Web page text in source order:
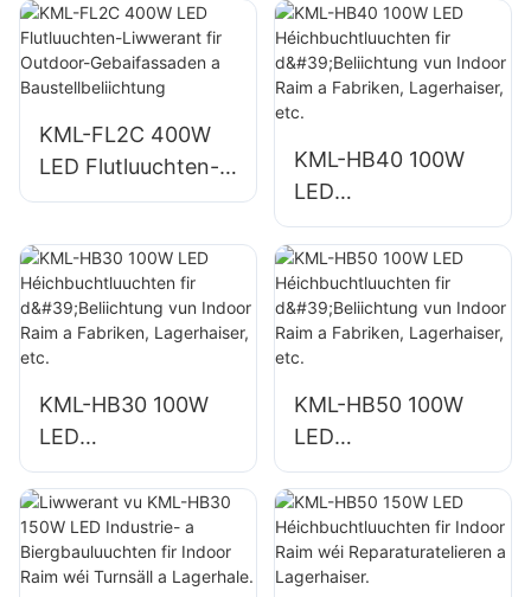
Fräien KML-FL2C
200W LED
Flutluuchten
Fräien KML-FL2C
240W LED
Flutluuchten
Liwwerant
KML-FL2C 400W
LED Flutluuchten-
Liwwerant fir
Gebaifassaden a
Baustellbeliichtung
KML-HB40 100W
LED
Héichbuchtluuchte
n fir d'Beliichtung
vun Indoor Raim a
Fabriken,
Lagerhaiser, etc.
KML-HB30 100W
LED
Héichbuchtluuchte
n fir d'Beliichtung
vun Indoor Raim a
Fabriken,
KML-HB50 100W
LED
Héichbuchtluuchte
n fir d'Beliichtung
vun Indoor Raim a
Fabriken,